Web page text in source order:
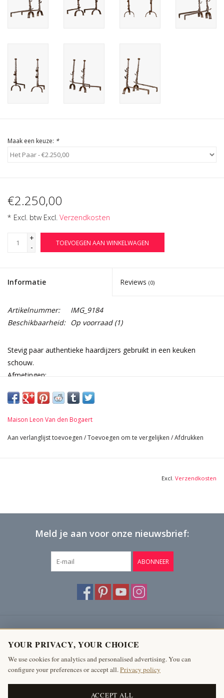
Login
Maak een keuze: *
€2.250,00
* Excl. btw Excl. Verzendkosten
+
-
TOEVOEGEN AAN WINKELWAGEN
Informatie Reviews (0)
Artikelnummer:
IMG_9184
Beschikbaarheid: Op voorraad(1)
Stevig paar authentieke haardijzers gebruikt in een keuken
schouw.
Afmetingen:
22 cm Breedte per stuk 8,66 Inch
Maison Leon Van den Bogaert
Aan verlanglijst toevoegen /Toevoegen om te vergelijken /Afdrukken
Excl. Verzendkosten
Meld je aan voor onze nieuwsbrief:
ABONNEER
Producten
Mijn account
The Antique Fireplace Bank
YOUR PRIVACY, YOUR CHOICE
We use cookies for analytics and personalised advertising. You can
configure your preferences or accept all.Privacy policy
ACCEPT ALL